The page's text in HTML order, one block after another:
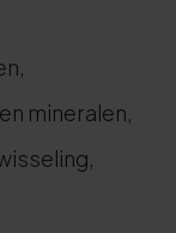
mineralen,